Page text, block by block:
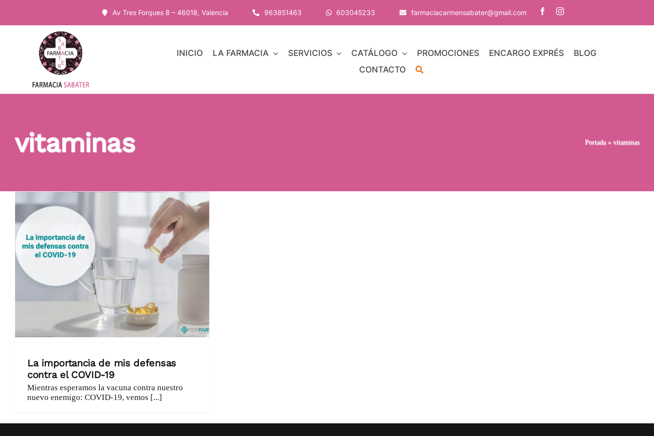
contenido
Av Tres Forques 8 – 46018, Valencia 963851463 603045233 farmaciacarmensabater@gmail.com
INICIO LA FARMACIA SERVICIOS CATÁLOGO PROMOCIONES ENCARGO EXPRÉS
BLOG
CONTACTO
vitaminas Portada» vitaminas
La importancia de mis defensas
contra el COVID-19
Mientras esperamos la vacuna contra nuestro
nuevo enemigo: COVID-19, vemos [...]